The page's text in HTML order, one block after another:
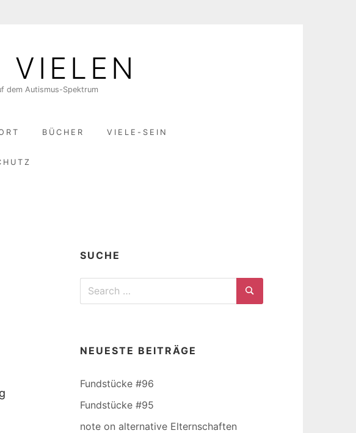
VIELEN
dem Autismus-Spektrum
BÜCHER VIELE-SEIN
SUCHE
Search
Search
NEUESTE BEITRÄGE
Fundstücke #96
Fundstücke #95
note on alternative Elternschaften